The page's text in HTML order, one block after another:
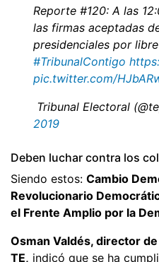
Reporte #120: A las
las firmas aceptadas
presidenciales por
#TribunalContigo
pic.twitter.com/
 Tribunal Electoral
2019
Deben luchar contra los
Siendo estos: Cambio
Revolucionario
el Frente Amplio por la
Osman Valdés, director
TE, indicó que se ha